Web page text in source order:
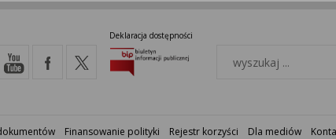
Deklaracja dostępności
Finansowanie polityki Rejestr korzyści Dla mediów